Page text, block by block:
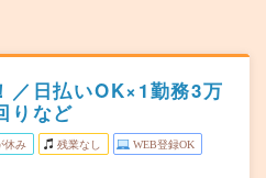
／日払いOK×1勤務3万
りなど
休み 残業なし WEB登録OK